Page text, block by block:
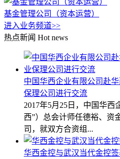
基金管理公司（资本运营）
进入业务频道>>
热点新闻 Hot news
中国华西企业有限公司赴
保理公司进行交流
2017年5月25日，中国华西
西”）总会计师任德裕、资
司，就双方合资组...
华西金控与武汉当代金控